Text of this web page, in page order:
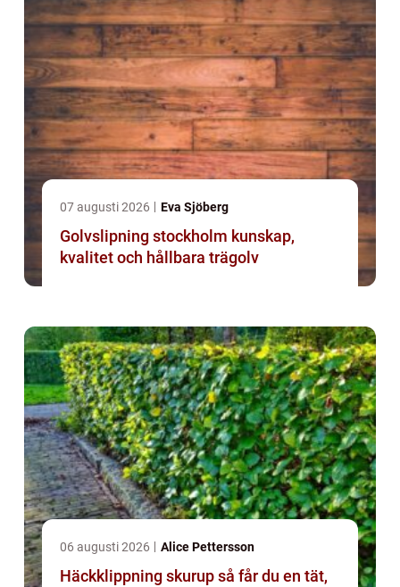
07 augusti 2026 Eva Sjöberg
Golvslipning stockholm kunskap,
kvalitet och hållbara trägolv
06 augusti 2026 Alice Pettersson
Häckklippning skurup så får du en tät,